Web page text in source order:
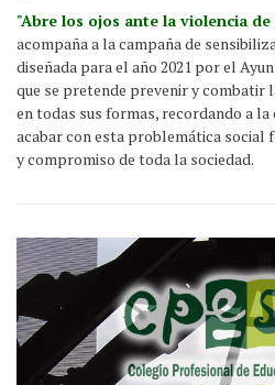
"Abre los ojos ante la violencia de
acompaña a la campaña de
diseñada para el año 2021 por el
que se pretende prevenir y combatir
en todas sus formas, recordando a la
acabar con esta problemática social
y compromiso de toda la sociedad.